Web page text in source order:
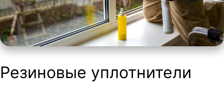
Резиновые уплотнители